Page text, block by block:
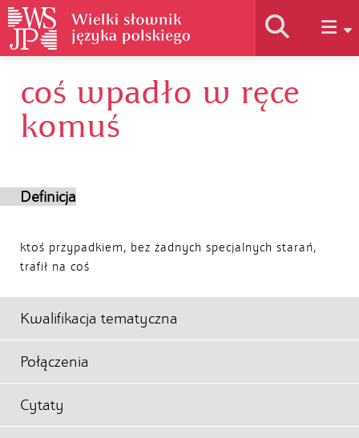
Historia słownika
Autorzy
coś wpadło w ręce
komuś
Definicja
ktoś przypadkiem, bez żadnych specjalnych starań,
trafił na coś
Kwalifikacja tematyczna
Połączenia
Cytaty